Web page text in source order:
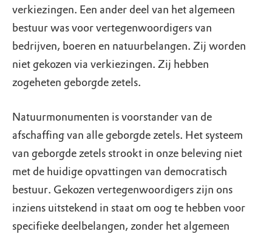
verkiezingen. Een ander deel van het algemeen
bestuur was voor vertegenwoordigers van
bedrijven, boeren en natuurbelangen. Zij worden
niet gekozen via verkiezingen. Zij hebben
zogeheten geborgde zetels.
Natuurmonumenten is voorstander van de
afschaffing van alle geborgde zetels. Het systeem
van geborgde zetels strookt in onze beleving niet
met de huidige opvattingen van democratisch
bestuur. Gekozen vertegenwoordigers zijn ons
inziens uitstekend in staat om oog te hebben voor
specifieke deelbelangen, zonder het algemeen